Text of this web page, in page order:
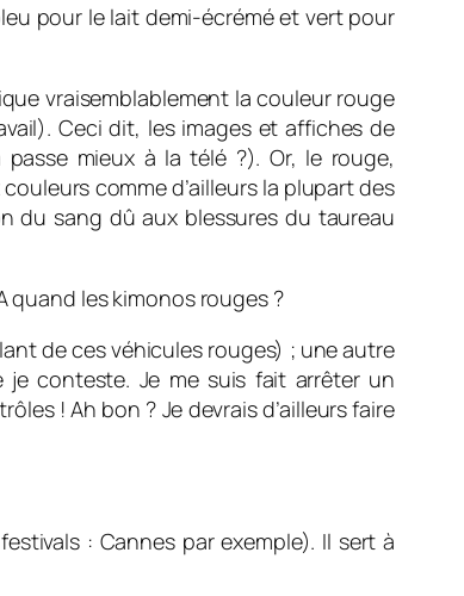
pour le lait demi-écrémé et vert pour
vraisemblablement la couleur rouge
Ceci dit, les images et affiches de
mieux à la télé ?). Or, le rouge,
comme d’ailleurs la plupart des
du sang dû aux blessures du taureau
les kimonos rouges ?
de ces véhicules rouges) ; une autre
conteste. Je me suis fait arrêter un
! Ah bon ? Je devrais d’ailleurs faire
: Cannes par exemple). Il sert à